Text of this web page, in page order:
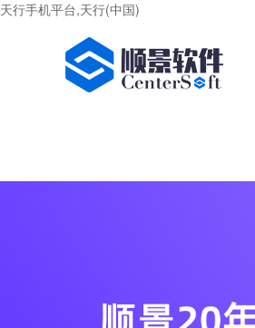
天行手机平台,天行(中国)